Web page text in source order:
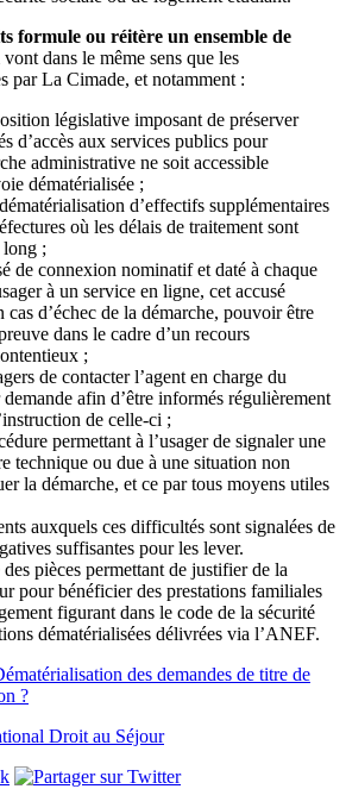
formule ou réitère un ensemble de
dans le même sens que les
par La Cimade, et notamment :
législative imposant de préserver
d’accès aux services publics pour
administrative ne soit accessible
dématérialisée ;
d’effectifs supplémentaires
où les délais de traitement sont
long ;
de connexion nominatif et daté à chaque
à un service en ligne, cet accusé
cas d’échec de la démarche, pouvoir être
dans le cadre d’un recours
;
de contacter l’agent en charge du
afin d’être informés régulièrement
de celle-ci ;
permettant à l’usager de signaler une
technique ou due à une situation non
la démarche, et ce par tous moyens utiles
auxquels ces difficultés sont signalées de
suffisantes pour les lever.
pièces permettant de justifier de la
pour bénéficier des prestations familiales
figurant dans le code de la sécurité
dématérialisées délivrées via l’ANEF.
des demandes de titre de
?
Droit au Séjour